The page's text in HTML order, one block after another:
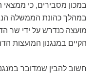
מועצה כנדרש על ידי שר
הקיים במנגנון המועצות
חשוב להבין שמדובר